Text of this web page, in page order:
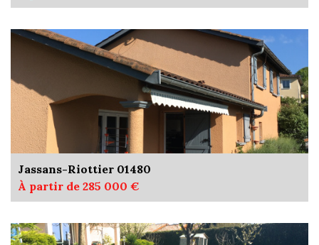
Jassans-Riottier 01480
À partir de 285 000 €